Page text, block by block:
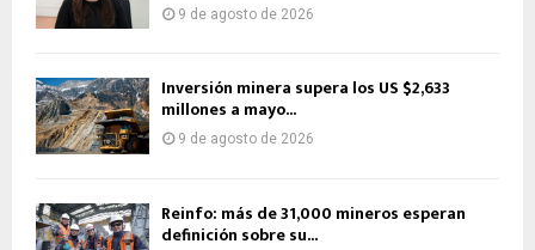
9 de agosto de 2026
Inversión minera supera los US $2,633
millones a mayo...
9 de agosto de 2026
Reinfo: más de 31,000 mineros esperan
definición sobre su...